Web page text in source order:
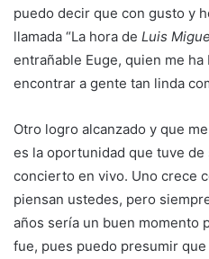
puedo decir que con gusto y
llamada “La hora de Luis
entrañable Euge, quien me
encontrar a gente tan linda
Otro logro alcanzado y que
es la oportunidad que tuve
concierto en vivo. Uno crece
piensan ustedes, pero
años sería un buen momento
fue, pues puedo presumir